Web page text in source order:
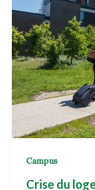
Campus
Crise du